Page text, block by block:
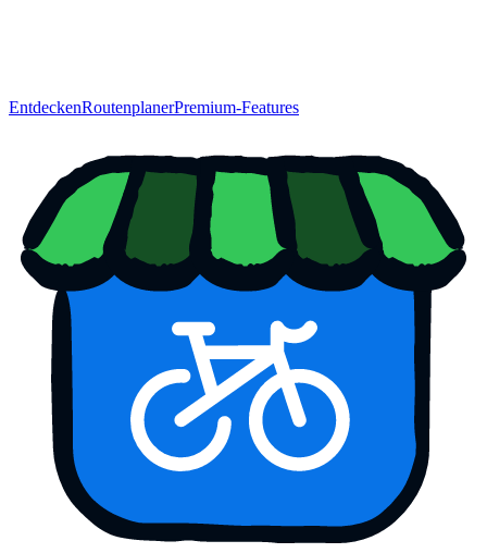
EntdeckenRoutenplanerPremium-Features